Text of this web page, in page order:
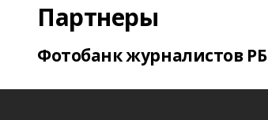
Партнеры
Фотобанк журналистов РБ